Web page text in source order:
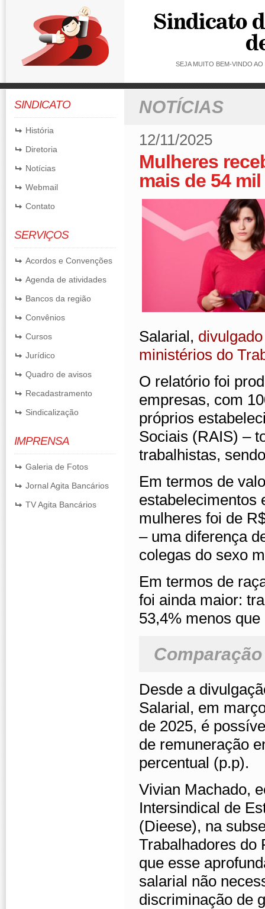
SEJA MUITO BEM-VINDO
SINDICATO
História
Diretoria
Notícias
Webmail
Contato
SERVIÇOS
Acordos e Convenções
Agenda de atividades
Bancos da região
Convênios
Cursos
Jurídico
Quadro de avisos
Recadastramento
Sindicalização
IMPRENSA
Galeria de Fotos
Jornal Agita Bancários
TV Agita Bancários
NOTÍCIAS
12/11/2025
Mulheres
mais de 54
Salarial,
ministérios do
O relatório foi
empresas, com
próprios
Sociais (RAIS) –
trabalhistas,
Em termos de
estabelecimentos
mulheres foi de
– uma diferença
colegas do sexo
Em termos de
foi ainda maior:
53,4% menos
Desde a
Salarial, em
de 2025, é
de remuneração
percentual (p.p).
Vivian Machado,
Intersindical de
(Dieese), na
Trabalhadores do
que esse
salarial não
discriminação de